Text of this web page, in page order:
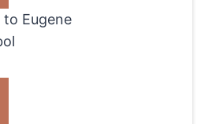
Eugene